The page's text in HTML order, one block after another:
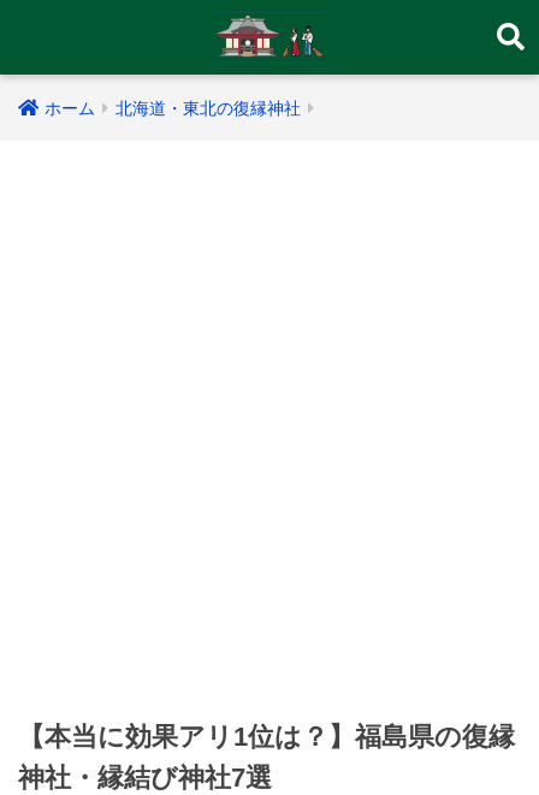
ホーム 北海道・東北の復縁神社
【本当に効果アリ1位は？】福島県の復縁
神社・縁結び神社7選